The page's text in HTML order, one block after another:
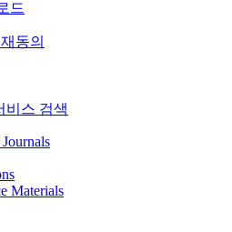
드
동의
비스 검색
Materials